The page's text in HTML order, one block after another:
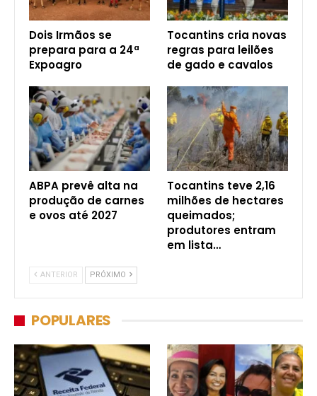
Dois Irmãos se
prepara para a 24ª
Expoagro
Tocantins cria novas
regras para leilões
de gado e cavalos
ABPA prevê alta na
produção de carnes
e ovos até 2027
Tocantins teve 2,16
milhões de hectares
queimados;
produtores entram
em lista…
ANTERIOR PRÓXIMO
POPULARES